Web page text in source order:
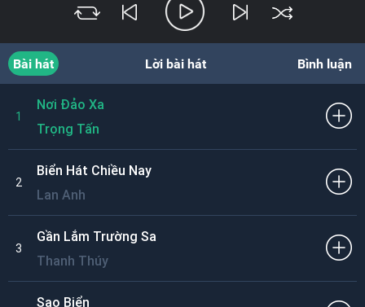
Bài hát Lời bài hát Bình luận
1
Nơi Đảo Xa
Trọng Tấn
2
Biển Hát Chiều Nay
Lan Anh
3
Gần Lắm Trường Sa
Thanh Thúy
Sao Biển